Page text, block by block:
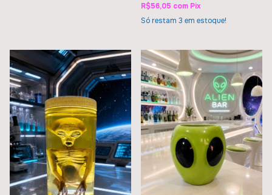
R$56,05 com Pix
Só restam 3 em estoque!